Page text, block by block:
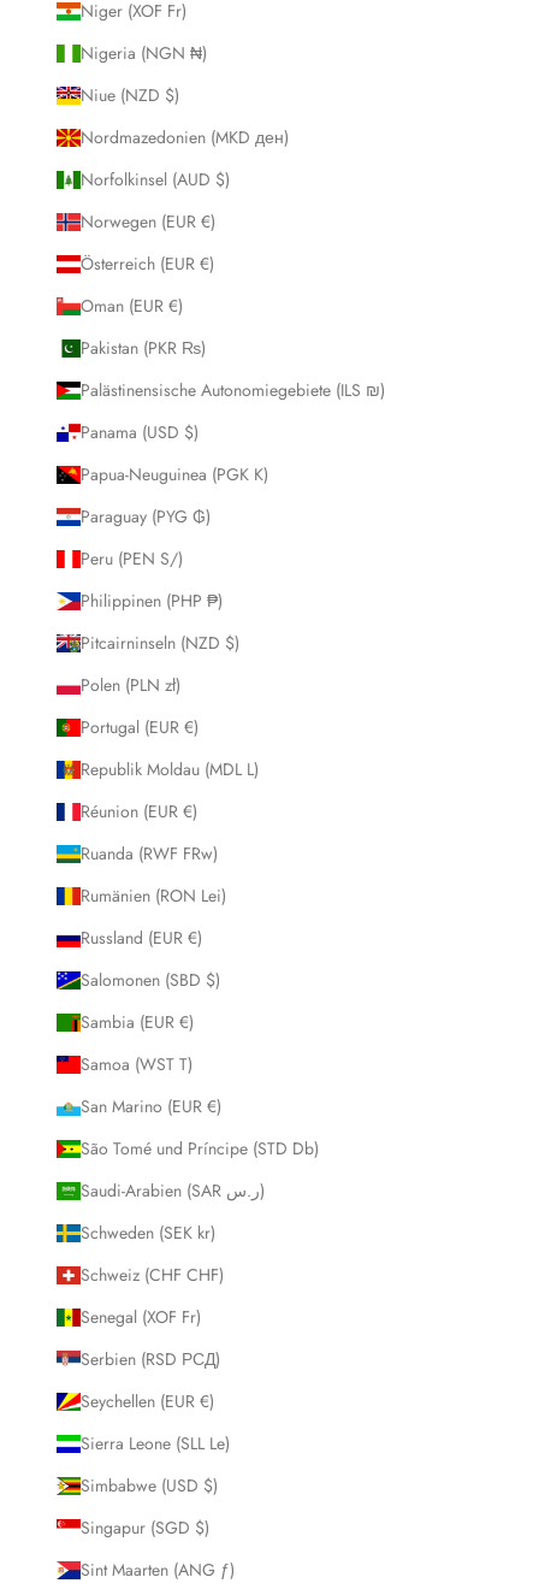
Niger (XOF Fr)
Nigeria (NGN ₦)
Niue (NZD $)
Nordmazedonien (MKD ден)
Norfolkinsel (AUD $)
Norwegen (EUR €)
Österreich (EUR €)
Oman (EUR €)
Pakistan (PKR ₨)
Palästinensische Autonomiegebiete (ILS ₪)
Panama (USD $)
Papua-Neuguinea (PGK K)
Paraguay (PYG ₲)
Peru (PEN S/)
Philippinen (PHP ₱)
Pitcairninseln (NZD $)
Polen (PLN zł)
Portugal (EUR €)
Republik Moldau (MDL L)
Réunion (EUR €)
Ruanda (RWF FRw)
Rumänien (RON Lei)
Russland (EUR €)
Salomonen (SBD $)
Sambia (EUR €)
Samoa (WST T)
San Marino (EUR €)
São Tomé und Príncipe (STD Db)
Saudi-Arabien (SAR ر.س)
Schweden (SEK kr)
Schweiz (CHF CHF)
Senegal (XOF Fr)
Serbien (RSD РСД)
Seychellen (EUR €)
Sierra Leone (SLL Le)
Simbabwe (USD $)
Singapur (SGD $)
Sint Maarten (ANG ƒ)